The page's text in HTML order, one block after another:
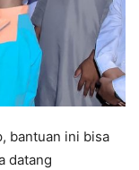
bantuan ini bisa
datang